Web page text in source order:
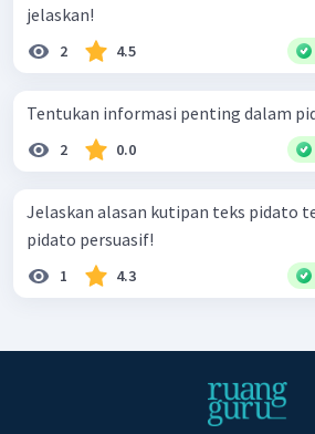
jelaskan!
2 4.5
Tentukan informasi penting dalam
2 0.0
Jelaskan alasan kutipan teks pidato
pidato persuasif!
1 4.3